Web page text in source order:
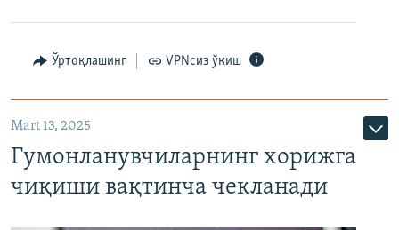
Ўртоқлашинг VPNсиз ўқиш
Mart 13, 2025
Гумонланувчиларнинг хорижга
чиқиши вақтинча чекланади